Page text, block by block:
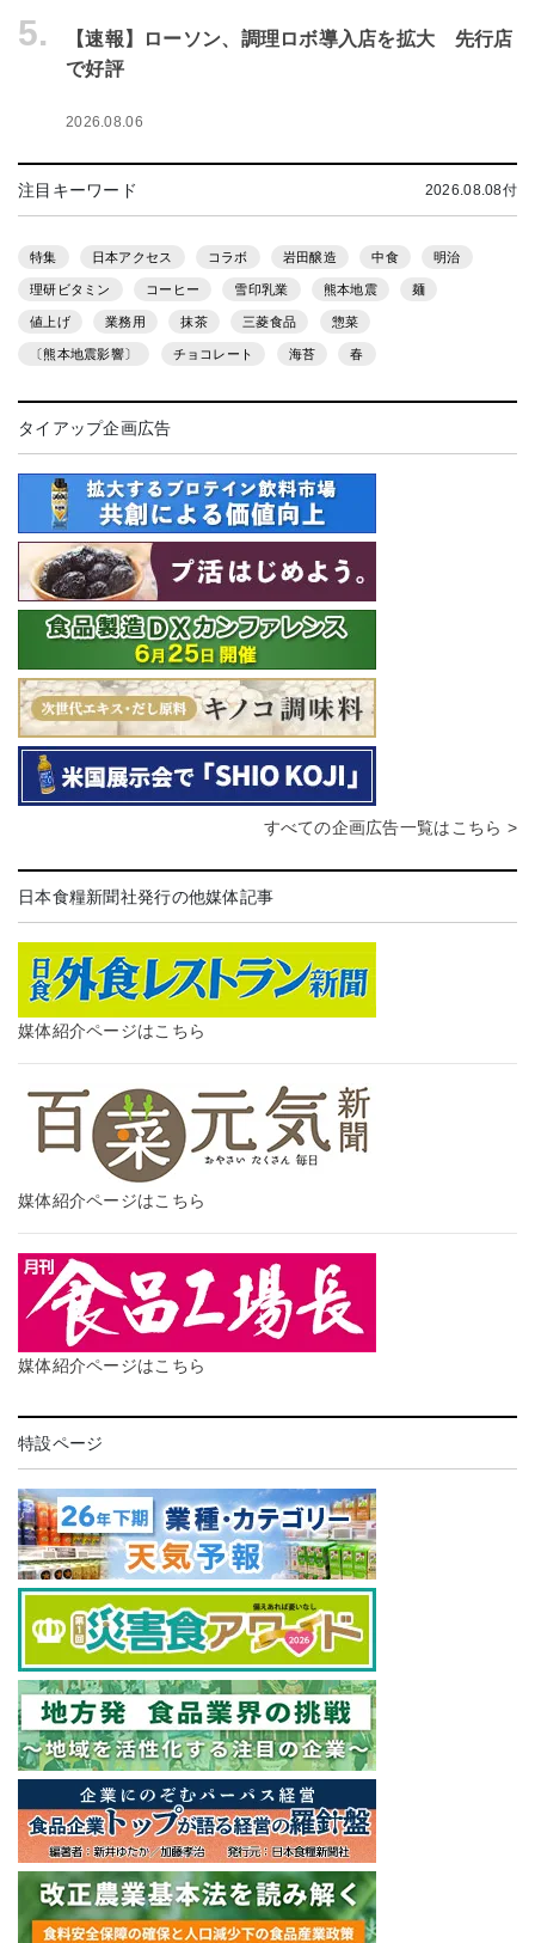
5.
【速報】ローソン、調理ロボ導入店を拡大 先行店
で好評
2026.08.06
注目キーワード 2026.08.08付
特集 日本アクセス コラボ 岩田醸造 中食 明治
理研ビタミン コーヒー 雪印乳業 熊本地震 麺
値上げ 業務用 抹茶 三菱食品 惣菜
〔熊本地震影響〕 チョコレート 海苔 春
タイアップ企画広告
すべての企画広告一覧はこちら >
日本食糧新聞社発行の他媒体記事
媒体紹介ページはこちら
媒体紹介ページはこちら
媒体紹介ページはこちら
特設ページ